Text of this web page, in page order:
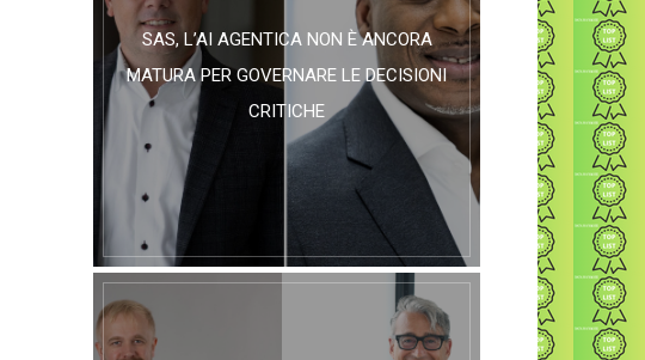
SAS, L’AI AGENTICA NON È ANCORA
MATURA PER GOVERNARE LE DECISIONI
CRITICHE